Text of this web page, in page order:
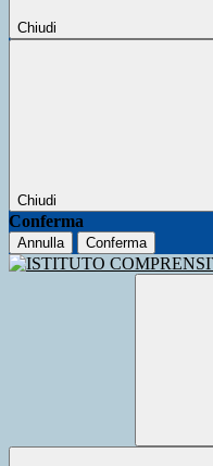
Chiudi
Chiudi
Conferma
Annulla Conferma